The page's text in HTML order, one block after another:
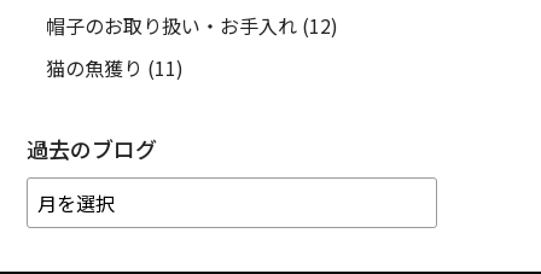
帽子のお取り扱い・お手入れ (12)
猫の魚獲り (11)
過去のブログ